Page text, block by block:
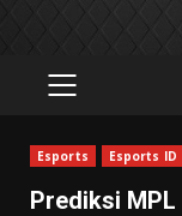
PRIMARY
Esports Esports ID
Prediksi MPL